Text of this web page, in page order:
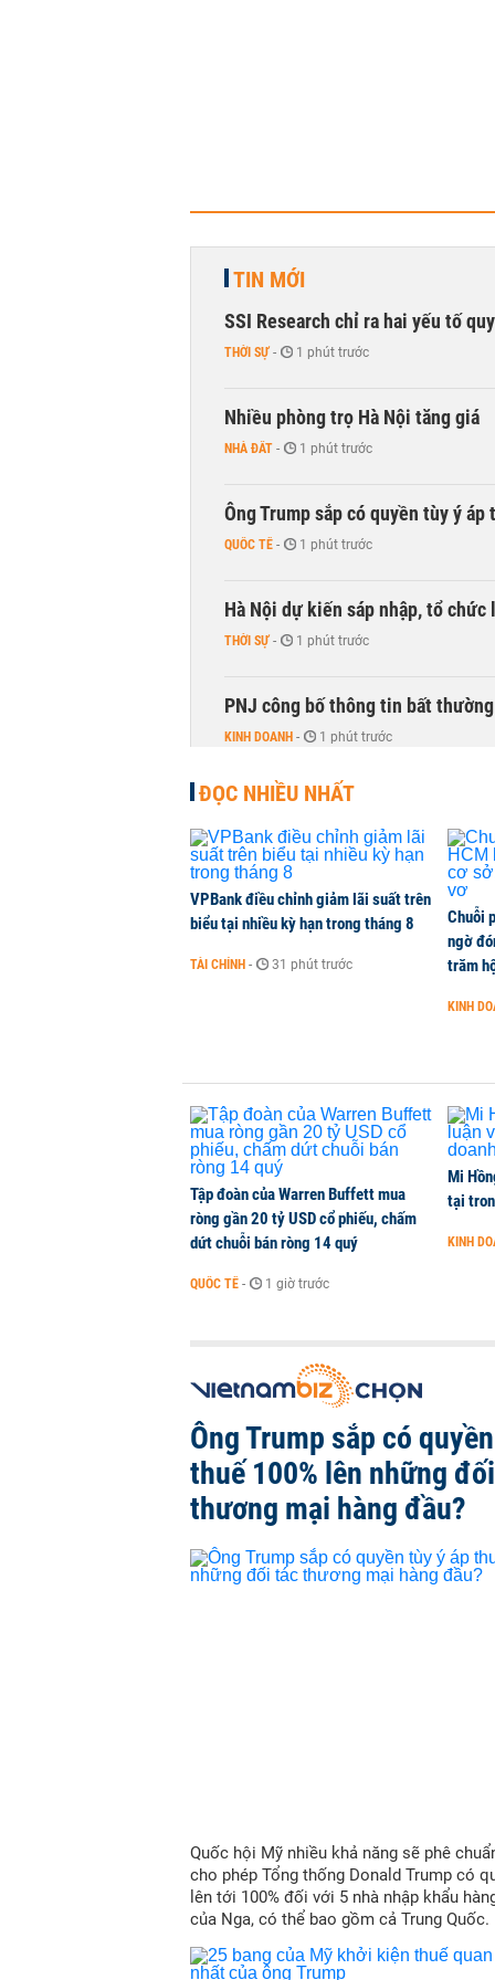
TIN MỚI
SSI Research chỉ ra hai yếu tố
THỜI SỰ - 1 phút trước
Nhiều phòng trọ Hà Nội tăng giá
NHÀ ĐẤT - 1 phút trước
Ông Trump sắp có quyền tùy ý
QUỐC TẾ - 1 phút trước
Hà Nội dự kiến sáp nhập, tổ chức
THỜI SỰ - 1 phút trước
PNJ công bố thông tin bất
KINH DOANH - 1 phút trước
Vận tải biển toàn cầu tăng mạnh
QUỐC TẾ - 1 phút trước
Việt Nam là điểm đến hấp dẫn
THỜI SỰ - 1 phút trước
Đại biểu Quốc hội lo xung đột
ĐỌC NHIỀU NHẤT
VPBank điều chỉnh giảm lãi suất trên
biểu tại nhiều kỳ hạn trong tháng 8
TÀI CHÍNH - 31 phút trước
Chuỗi
ngờ
trăm
KINH
Tập đoàn của Warren Buffett mua
ròng gần 20 tỷ USD cổ phiếu, chấm
dứt chuỗi bán ròng 14 quý
QUỐC TẾ - 1 giờ trước
Mi
tại
KINH
Ông Trump sắp có
thuế 100% lên những
thương mại hàng đầu?
Quốc hội Mỹ nhiều khả năng sẽ phê
cho phép Tổng thống Donald Trump có
lên tới 100% đối với 5 nhà nhập khẩu
của Nga, có thể bao gồm cả Trung Quốc.